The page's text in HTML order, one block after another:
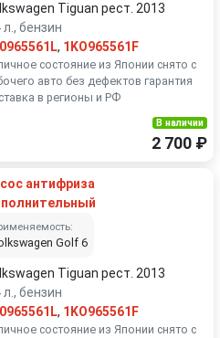
Tiguan рест. 2013
л., бензин
, 1KO965561F
состояние из Японии снято с
авто без дефектов гарантия
в регионы и РФ
В наличии
2 700 ₽
антифриза
Golf 6
Tiguan рест. 2013
л., бензин
, 1KO965561F
состояние из Японии снято с